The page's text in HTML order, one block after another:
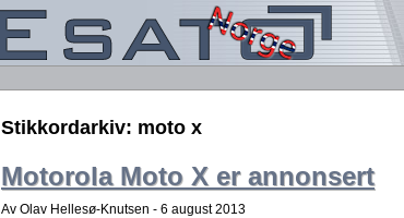
Stikkordarkiv: moto x
Motorola Moto X er annonsert
Av Olav Hellesø-Knutsen - 6 august 2013